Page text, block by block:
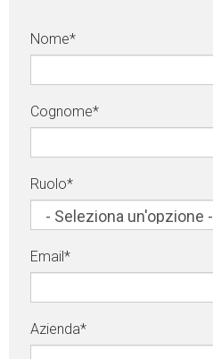
Nome*
Cognome*
Ruolo*
Email*
Azienda*